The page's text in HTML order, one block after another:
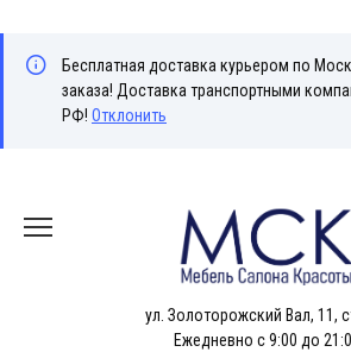
Бесплатная доставка курьером по
заказа! Доставка транспортными
РФ! Отклонить
содержанию
ул. Золоторожский Вал, 11,
Ежедневно с 9:00 до